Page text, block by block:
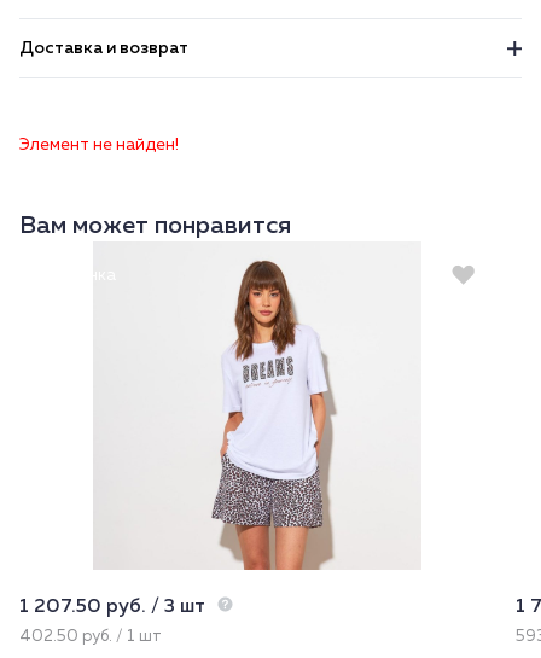
Доставка и возврат
Элемент не найден!
Вам может понравится
1 207.50 руб. / 3 шт
402.50 руб. / 1 шт
1